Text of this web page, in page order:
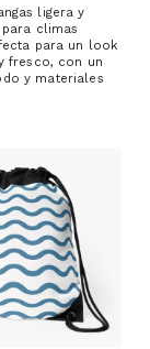
ligera y
climas
para un look
fresco, con un
y materiales